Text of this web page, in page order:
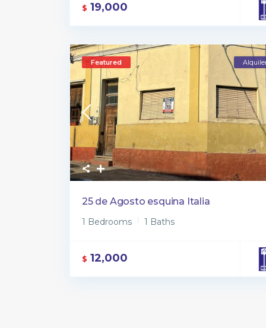
$ 19,000
Featured
25 de Agosto esquina Italia
1 Bedrooms 1 Baths
$ 12,000